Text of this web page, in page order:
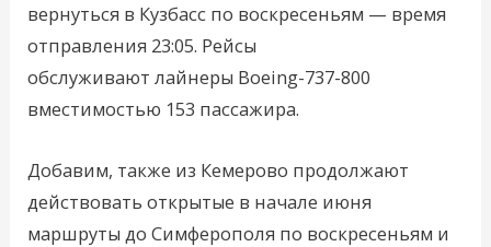
вернуться в Кузбасс по воскресеньям — время
отправления 23:05. Рейсы
обслуживают лайнеры Boeing-737-800
вместимостью 153 пассажира.
Добавим, также из Кемерово продолжают
действовать открытые в начале июня
маршруты до Симферополя по воскресеньям и